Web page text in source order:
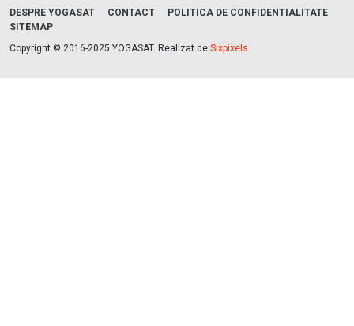
DESPRE YOGASAT CONTACT
POLITICA DE CONFIDENTIALITATE
SITEMAP
Copyright © 2016-2025 YOGASAT. Realizat de Sixpixels